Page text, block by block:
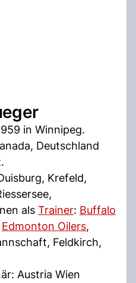
in Winnipeg.
Deutschland
Krefeld,
als Trainer: Buffalo
Edmonton Oilers,
Feldkirch,
Austria Wien